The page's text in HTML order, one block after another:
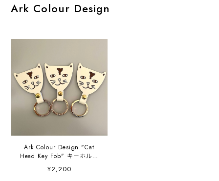
Ark Colour Design
Ark Colour Design "Cat
Head Key Fob" キーホルダ
¥2,200